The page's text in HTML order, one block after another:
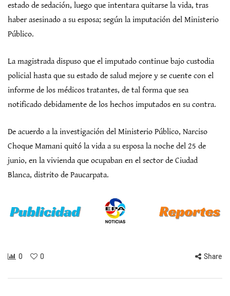
estado de sedación, luego que intentara quitarse la vida, tras
haber asesinado a su esposa; según la imputación del Ministerio
Público.
La magistrada dispuso que el imputado continue bajo custodia
policial hasta que su estado de salud mejore y se cuente con el
informe de los médicos tratantes, de tal forma que sea
notificado debidamente de los hechos imputados en su contra.
De acuerdo a la investigación del Ministerio Público, Narciso
Choque Mamani quitó la vida a su esposa la noche del 25 de
junio, en la vivienda que ocupaban en el sector de Ciudad
Blanca, distrito de Paucarpata.
0 0 Share